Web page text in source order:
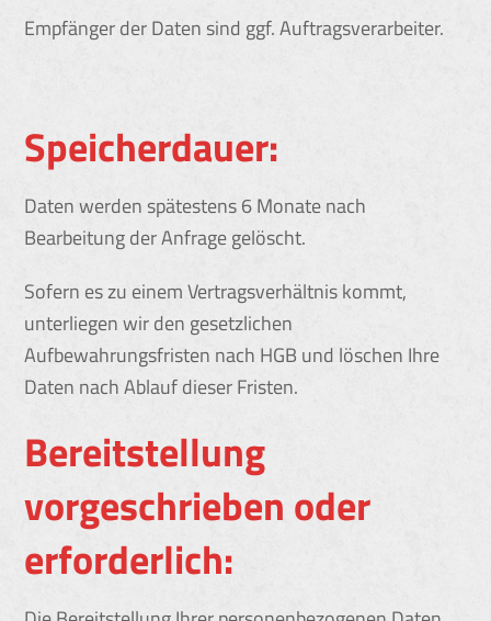
Empfänger der Daten sind ggf. Auftragsverarbeiter.
Speicherdauer:
Daten werden spätestens 6 Monate nach
Bearbeitung der Anfrage gelöscht.
Sofern es zu einem Vertragsverhältnis kommt,
unterliegen wir den gesetzlichen
Aufbewahrungsfristen nach HGB und löschen Ihre
Daten nach Ablauf dieser Fristen.
Bereitstellung
vorgeschrieben oder
erforderlich: